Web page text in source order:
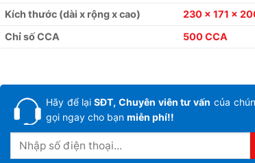
Kích thước (dài x rộng x cao)
230 x 171 x
Chỉ số CCA
500 CCA
Hãy để lại SĐT, Chuyên viên tư vấn của
gọi ngay cho bạn miễn phí!!